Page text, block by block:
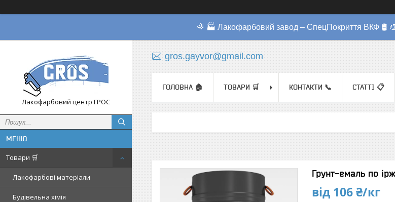
🌈 🏭 Лакофарбовий завод – СпецПокриття ВКФ 🛢️
Лакофарбовий центр ГРОС
Товари 🛒
Лакофарбові матеріали
Будівельна хімія
gros.gayvor@gmail.com
ГОЛОВНА 🏠 ТОВАРИ 🛒 КОНТАКТИ 📞 СТАТТІ 📋
Грунт-емаль по
від 106 ₴/кг